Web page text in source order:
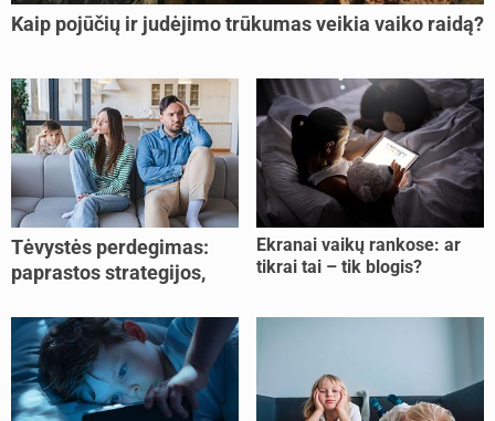
Kaip pojūčių ir judėjimo trūkumas veikia vaiko raidą?
Tėvystės perdegimas:
paprastos strategijos,
jėgas
Ekranai vaikų rankose: ar
tikrai tai – tik blogis?